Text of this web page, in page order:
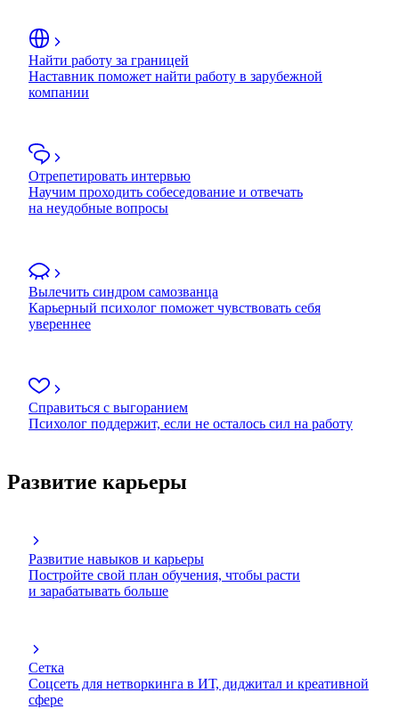
Найти работу за границей
Наставник поможет найти работу в зарубежной
компании
Отрепетировать интервью
Научим проходить собеседование и отвечать
на неудобные вопросы
Вылечить синдром самозванца
Карьерный психолог поможет чувствовать себя
увереннее
Справиться с выгоранием
Психолог поддержит, если не осталось сил на работу
Развитие карьеры
Развитие навыков и карьеры
Постройте свой план обучения, чтобы расти
и зарабатывать больше
Сетка
Соцсеть для нетворкинга в ИТ, диджитал и креативной
сфере